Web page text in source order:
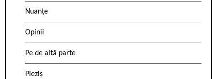
Nuanțe
Opinii
Pe de altă parte
Pieziș